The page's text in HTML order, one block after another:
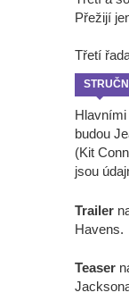
Přežijí
Třetí
budou
(Kit
jsou
Trailer
Havens.
Teaser